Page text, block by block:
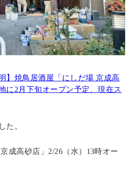
】焼鳥居酒屋「にしだ場 京成高
に2月下旬オープン予定、現在ス
た。
成高砂店」2/26（水）13時オー